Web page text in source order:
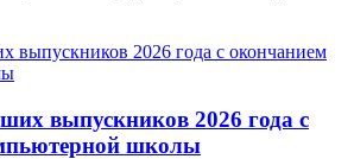
выпускников 2026 года c
школы